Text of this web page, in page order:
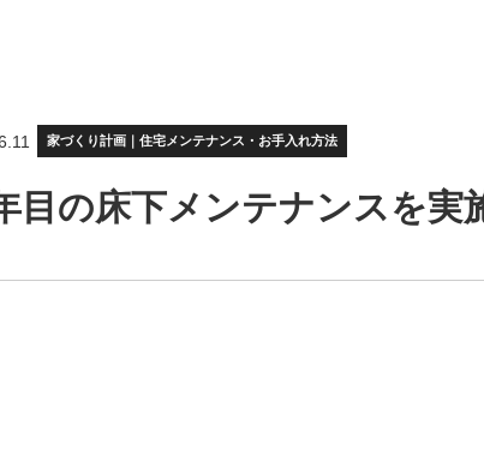
家づくり計画｜住宅メンテナンス・お手入れ方法
目の床下メンテナンスを実